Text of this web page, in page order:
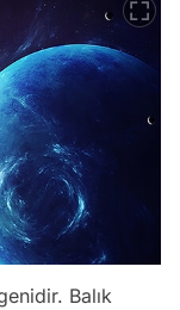
Balık